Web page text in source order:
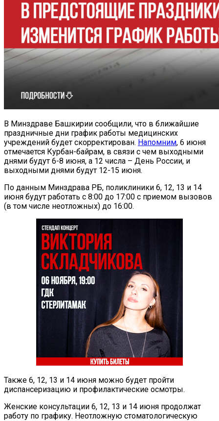
В Минздраве Башкирии сообщили, что в ближайшие
праздничные дни график работы медицинских
учреждений будет скорректирован. Напомним, 6 июня
отмечается Курбан-байрам, в связи с чем выходными
днями будут 6-8 июня, а 12 числа – День России, и
выходными днями будут 12-15 июня.
По данным Минздрава РБ, поликлиники 6, 12, 13 и 14
июня будут работать с 8:00 до 17:00 с приемом вызовов
(в том числе неотложных) до 16:00.
Также 6, 12, 13 и 14 июня можно будет пройти
диспансеризацию и профилактические осмотры.
Женские консультации 6, 12, 13 и 14 июня продолжат
работу по графику. Неотложную стоматологическую